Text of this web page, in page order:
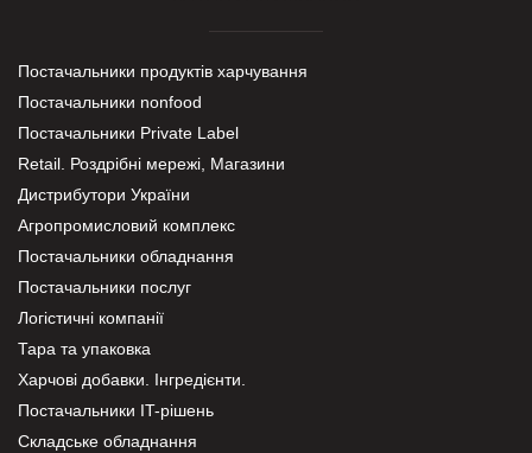
Постачальники продуктів харчування
Постачальники nonfood
Постачальники Private Label
Retail. Роздрібні мережі, Магазини
Дистрибутори України
Агропромисловий комплекс
Постачальники обладнання
Постачальники послуг
Логістичні компанії
Тара та упаковка
Харчові добавки. Інгредієнти.
Постачальники IT-рішень
Складське обладнання